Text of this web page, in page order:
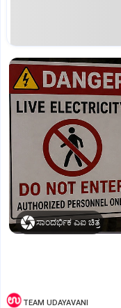
ಸಾಂದರ್ಭಿಕ ಎಐ ಚಿತ್ರ
TEAM UDAYAVANI